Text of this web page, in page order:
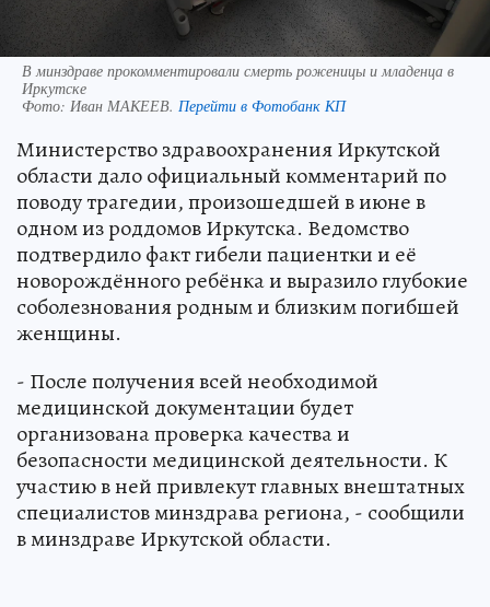
В минздраве прокомментировали смерть роженицы и младенца в
Иркутске
Фото: Иван МАКЕЕВ. Перейти в Фотобанк КП
Министерство здравоохранения Иркутской
области дало официальный комментарий по
поводу трагедии, произошедшей в июне в
одном из роддомов Иркутска. Ведомство
подтвердило факт гибели пациентки и её
новорождённого ребёнка и выразило глубокие
соболезнования родным и близким погибшей
женщины.
- После получения всей необходимой
медицинской документации будет
организована проверка качества и
безопасности медицинской деятельности. К
участию в ней привлекут главных внештатных
специалистов минздрава региона, - сообщили
в минздраве Иркутской области.